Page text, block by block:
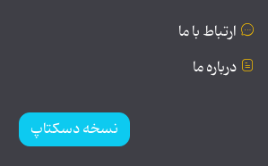
ارتباط با ما
درباره ما
نسخه دسکتاپ